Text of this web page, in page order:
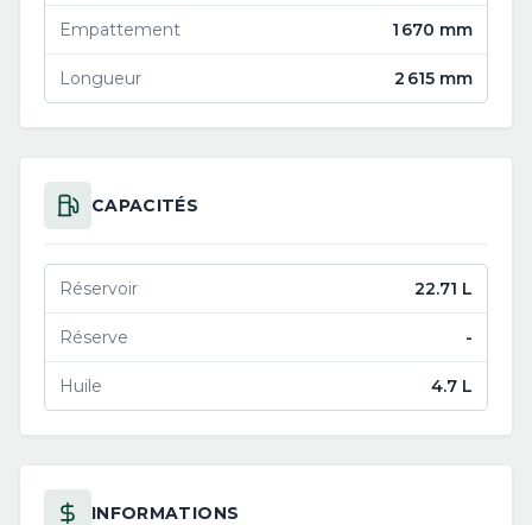
Empattement 1 670 mm
Longueur 2 615 mm
CAPACITÉS
Réservoir 22.71 L
Réserve -
Huile 4.7 L
INFORMATIONS